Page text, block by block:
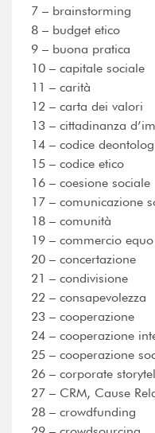
7 – brainstorming
8 – budget etico
9 – buona pratica
10 – capitale sociale
11 – carità
12 – carta dei valori
13 – cittadinanza
14 – codice
15 – codice etico
16 – coesione sociale
17 – comunicazione
18 – comunità
19 – commercio
20 – concertazione
21 – condivisione
22 – consapevolezza
23 – cooperazione
24 – cooperazione
25 – cooperazione
26 – corporate
27 – CRM, Cause
28 – crowdfunding